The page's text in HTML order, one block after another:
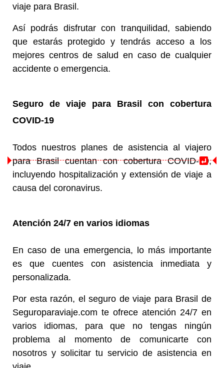
viaje para Brasil.
Así podrás disfrutar con tranquilidad, sabiendo
que estarás protegido y tendrás acceso a los
mejores centros de salud en caso de cualquier
accidente o emergencia.
Seguro de viaje para Brasil
con cobertura
COVID-19
Todos nuestros planes de asistencia al viajero
para Brasil cuentan con cobertura COVID-19,
incluyendo hospitalización y extensión de viaje a
causa del coronavirus.
Atención 24/7 en varios idiomas
En caso de una emergencia, lo más importante
es que cuentes con asistencia inmediata y
personalizada.
Por esta razón, el seguro de viaje para Brasil de
Seguroparaviaje.com te ofrece atención 24/7 en
varios idiomas, para que no tengas ningún
problema al momento de comunicarte con
nosotros y solicitar tu servicio de asistencia en